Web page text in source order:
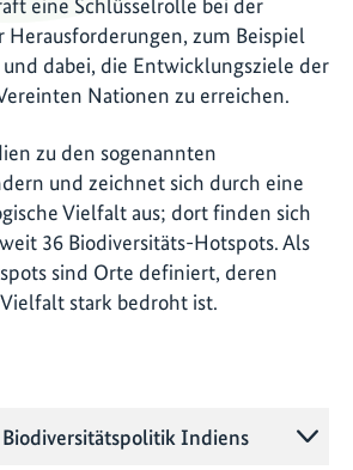
eine Schlüsselrolle bei der
zum Beispiel
dabei, die Entwicklungsziele der
Nationen zu erreichen.
zu den sogenannten
und zeichnet sich durch eine
Vielfalt aus; dort finden sich
36 Biodiversitäts-Hotspots. Als
sind Orte definiert, deren
stark bedroht ist.
Indiens